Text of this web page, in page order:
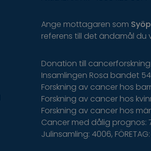
Ange mottagaren som
referens till det ändamål du
Donation till cancerforskning
Insamlingen Rosa bandet
Forskning av cancer hos
Forskning av cancer hos
Forskning av cancer hos
Cancer med dålig prognos:
Julinsamling: 4006,